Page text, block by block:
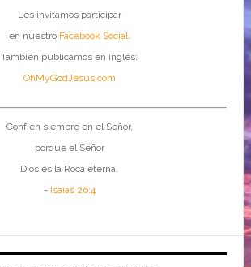
Les invitamos participar
en nuestro Facebook Social.
También publicamos en inglés:
OhMyGodJesus.com
Confíen siempre en el Señor,
porque el Señor
Dios es la Roca eterna.
- Isaías 26:4